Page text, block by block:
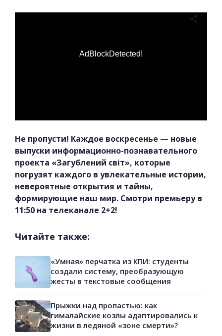
AdBlockDetected!
Не пропусти! Каждое воскресенье — новые
выпуски информационно-познавательного
проекта «Загублений світ», которые
погрузят каждого в увлекательные истории,
невероятные открытия и тайны,
формирующие наш мир. Смотри премьеру в
11:50 на телеканале 2+2!
Читайте также:
«Умная» перчатка из КПИ: студенты
создали систему, преобразующую
жесты в текстовые сообщения
Прыжки над пропастью: как
гималайские козлы адаптировались к
жизни в ледяной «зоне смерти»?